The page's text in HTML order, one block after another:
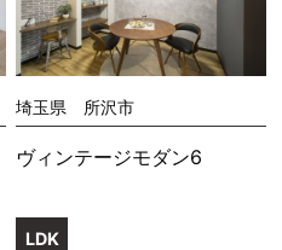
埼玉県 所沢市
ヴィンテージモダン6
LDK